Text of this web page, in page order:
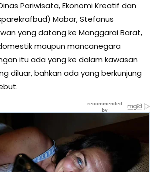
Pariwisata, Ekonomi Kreatif dan
Mabar, Stefanus
yang datang ke Manggarai Barat,
maupun mancanegara
itu ada yang ke dalam kawasan
diluar, bahkan ada yang berkunjung